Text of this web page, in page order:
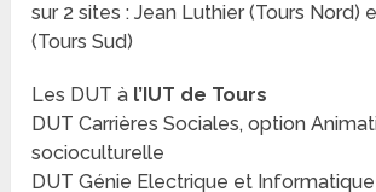
sur 2 sites : Jean Luthier (Tours Nord)
(Tours Sud)
Les DUT à l’IUT de Tours
DUT Carrières Sociales, option
socioculturelle
DUT Génie Electrique et